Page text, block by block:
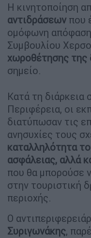
Η κινητοποίηση
αντιδράσεων που
ομόφωνη
Συμβουλίου
χωροθέτησης της
σημείο.
Κατά τη διάρκεια
Περιφέρεια, οι
διατύπωσαν τις
ανησυχίες τους
καταλληλότητα
ασφάλειας, αλλά
που θα μπορούσε
στην τουριστική
περιοχής.
Ο
Συριγωνάκης,